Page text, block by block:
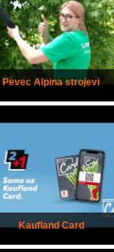
Pevec Alpina strojevi
Kaufland Card